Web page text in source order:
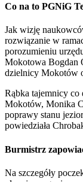
Co na to PGNiG
Jak wizję
rozwiązanie w
porozumieniu
Mokotowa Bogdan
dzielnicy Mokotów
Rąbka tajemnicy co
Mokotów, Monika
poprawy stanu
powiedziała
Burmistrz
Na szczegóły